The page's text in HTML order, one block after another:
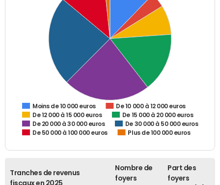
Moins de 10 000 euros
De 10 000 à 12 000 euros
De 12 000 à 15 000 euros
De 15 000 à 20 000 euros
De 20 000 à 30 000 euros
De 30 000 à 50 000 euros
De 50 000 à 100 000 euros
Plus de 100 000 euros
Tranches de revenus
fiscaux en 2025
Nombre de
foyers
Part des
foyers